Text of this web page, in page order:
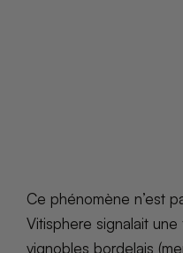
Ce phénomène n’est
Vitisphere signalait
vignobles bordelais